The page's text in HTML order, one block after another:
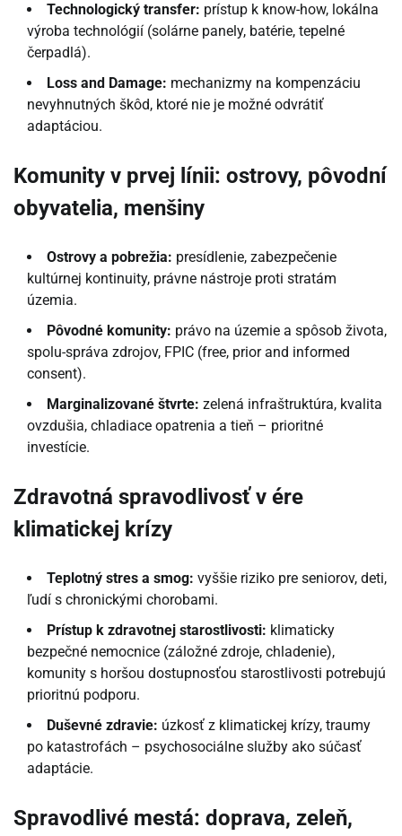
Technologický transfer: prístup k know-how, lokálna
výroba technológií (solárne panely, batérie, tepelné
čerpadlá).
Loss and Damage: mechanizmy na kompenzáciu
nevyhnutných škôd, ktoré nie je možné odvrátiť
adaptáciou.
Komunity v prvej línii: ostrovy, pôvodní
obyvatelia, menšiny
Ostrovy a pobrežia: presídlenie, zabezpečenie
kultúrnej kontinuity, právne nástroje proti stratám
územia.
Pôvodné komunity: právo na územie a spôsob života,
spolu-správa zdrojov, FPIC (free, prior and informed
consent).
Marginalizované štvrte: zelená infraštruktúra, kvalita
ovzdušia, chladiace opatrenia a tieň – prioritné
investície.
Zdravotná spravodlivosť v ére
klimatickej krízy
Teplotný stres a smog: vyššie riziko pre seniorov, deti,
ľudí s chronickými chorobami.
Prístup k zdravotnej starostlivosti: klimaticky
bezpečné nemocnice (záložné zdroje, chladenie),
komunity s horšou dostupnosťou starostlivosti potrebujú
prioritnú podporu.
Duševné zdravie: úzkosť z klimatickej krízy, traumy
po katastrofách – psychosociálne služby ako súčasť
adaptácie.
Spravodlivé mestá: doprava, zeleň,